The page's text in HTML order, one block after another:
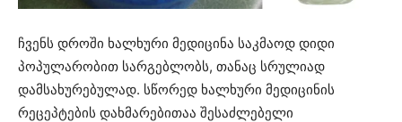
ჩვენს დროში ხალხური მედიცინა საკმაოდ დიდი
პოპულარობით სარგებლობს, თანაც სრულიად
დამსახურებულად. სწორედ ხალხური მედიცინის
რეცეპტების დახმარებითაა შესაძლებელი